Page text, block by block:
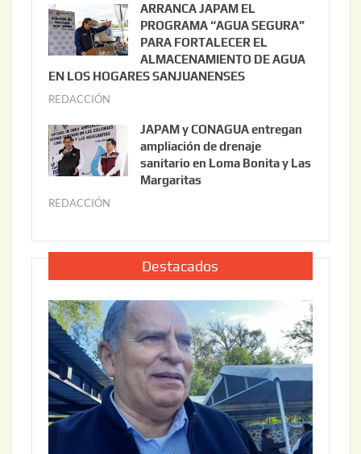
3
,
2
0
i
o
2
2
0
ARRANCA JAPAM EL
PROGRAMA “AGUA SEGURA”
PARA FORTALECER EL
ALMACENAMIENTO DE AGUA
EN LOS HOGARES SANJUANENSES
REDACCIÓN
l
i
o
,
0
2
6
JAPAM y CONAGUA entregan
ampliación de drenaje
sanitario en Loma Bonita y Las
Margaritas
REDACCIÓN
l
o
2
2
,
2
6
Destacados